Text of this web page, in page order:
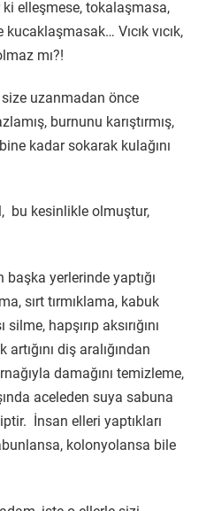
ki elleşmese, tokalaşmasa,
Vıcık vıcık,
mı?!
size uzanmadan önce
burnunu karıştırmış,
kadar sokarak kulağını
bu kesinlikle olmuştur,
başka yerlerinde yaptığı
sırt tırmıklama, kabuk
hapşırıp aksırığını
diş aralığından
damağını temizleme,
aceleden suya sabuna
İnsan elleri yaptıkları
kolonyolansa bile